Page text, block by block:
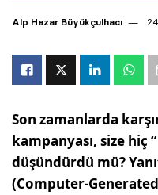
Alp Hazar Büyükçulhacı
Son zamanlarda
kampanyası, size hiç
düşündürdü mü?
(Computer-